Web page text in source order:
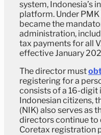
system, Indonesia’s
platform. Under
became the
administration,
tax payments for all
effective January
The director must
registering for a
consists of a 16-digit
Indonesian citizens,
(NIK) also serves as
directors continue to
Coretax registration